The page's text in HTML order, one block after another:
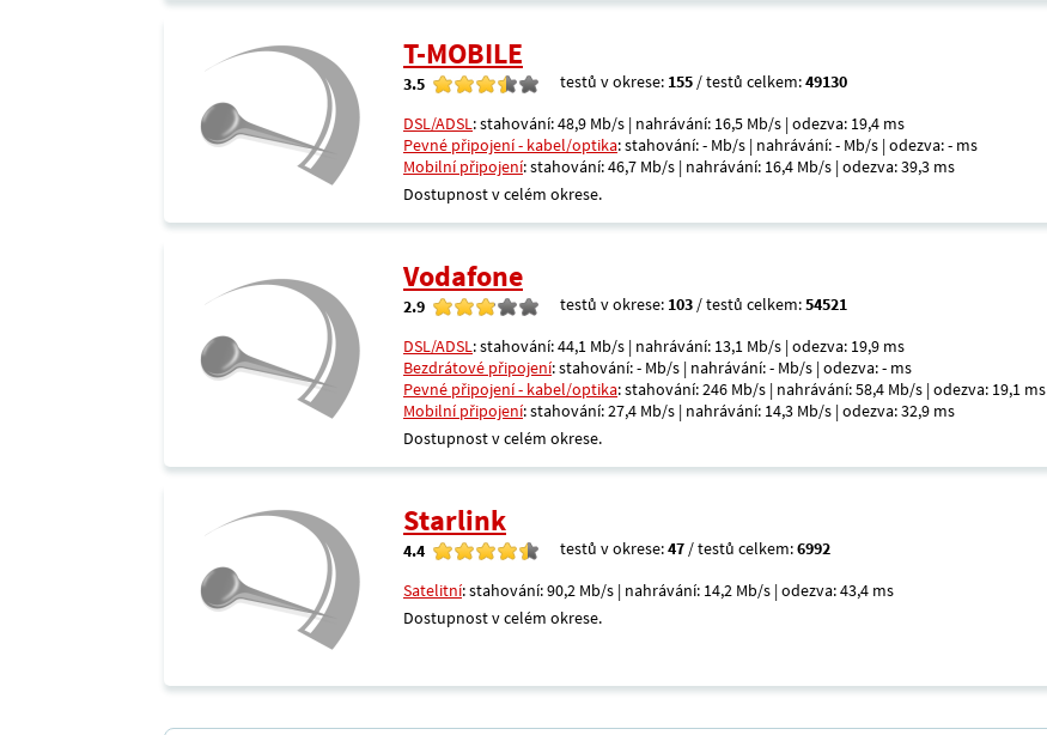
T-MOBILE
3.5 testů v okrese: 155 / testů celkem:49130
DSL/ADSL: stahování: 48,9 Mb/s | nahrávání: 16,5 Mb/s | odezva: 19,4 ms
Pevné připojení - kabel/optika: stahování: - Mb/s | nahrávání: - Mb/s | odezva: - ms
Mobilní připojení: stahování: 46,7 Mb/s | nahrávání: 16,4 Mb/s | odezva: 39,3 ms
Dostupnost v celém okrese.
Vodafone
2.9 testů v okrese: 103 / testů celkem:54521
DSL/ADSL: stahování: 44,1 Mb/s | nahrávání: 13,1 Mb/s | odezva: 19,9 ms
Bezdrátové připojení: stahování: - Mb/s | nahrávání: - Mb/s | odezva: - ms
Pevné připojení - kabel/optika: stahování: 246 Mb/s | nahrávání: 58,4 Mb/s | odezva: 19,1 ms
Mobilní připojení: stahování: 27,4 Mb/s | nahrávání: 14,3 Mb/s | odezva: 32,9 ms
Dostupnost v celém okrese.
Starlink
4.4 testů v okrese:47 / testů celkem:6992
Satelitní: stahování: 90,2 Mb/s | nahrávání: 14,2 Mb/s | odezva: 43,4 ms
Dostupnost v celém okrese.